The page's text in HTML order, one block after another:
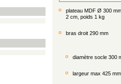
plateau MDF Ø 300
2 cm, poids 1 kg
bras droit 290 mm
diamètre socle 300
largeur max 425 mm